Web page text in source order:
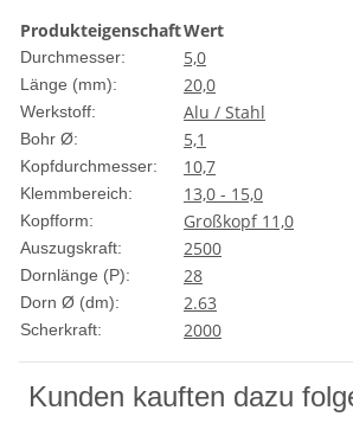
ProdukteigenschaftWert
Durchmesser: 5,0
Länge (mm): 20,0
Werkstoff: Alu / Stahl
Bohr Ø: 5,1
Kopfdurchmesser: 10,7
Klemmbereich: 13,0 - 15,0
Kopfform: Großkopf 11,0
Auszugskraft: 2500
Dornlänge (P): 28
Dorn Ø (dm): 2.63
Scherkraft: 2000
Kunden kauften dazu